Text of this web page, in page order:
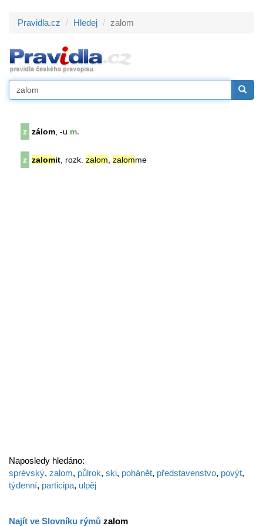
Pravidla.cz Hledej zalom
z zálom , -u m.
z zalomit , rozk. zalom zalomme
Naposledy hledáno:
sprévský, zalom, půlrok, ski, pohánět, představenstvo, povýt,
týdenní, participa, ulpěj
Najít ve Slovníku rýmů zalom